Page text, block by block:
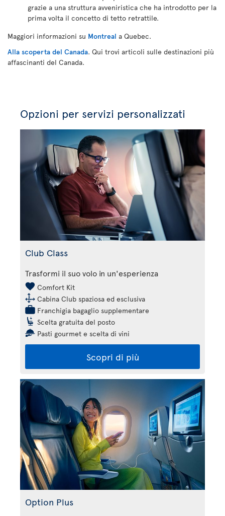
grazie a una struttura avveniristica che ha introdotto per la
prima volta il concetto di tetto retrattile.
Maggiori informazioni su Montreal a Quebec.
Alla scoperta del Canada. Qui trovi articoli sulle destinazioni più
affascinanti del Canada.
Opzioni per servizi personalizzati
Club Class
Trasformi il suo volo in un'esperienza
Comfort Kit
Cabina Club spaziosa ed esclusiva
Franchigia bagaglio supplementare
Scelta gratuita del posto
Pasti gourmet e scelta di vini
Scopri di più
Option Plus